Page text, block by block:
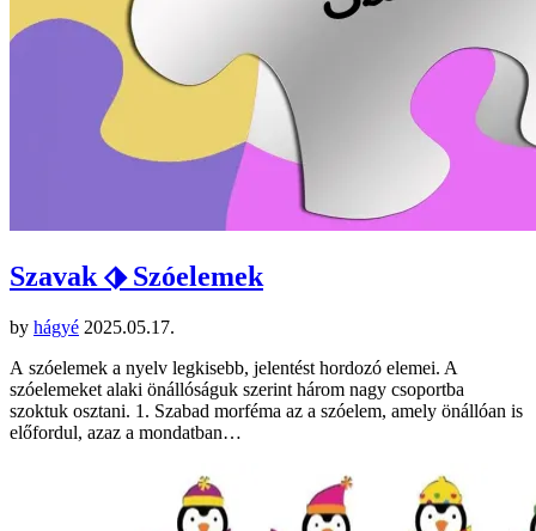
Szavak ⬗ Szóelemek
by hágyé 2025.05.17.
A szóelemek a nyelv legkisebb, jelentést hordozó elemei. A
szóelemeket alaki önállóságuk szerint három nagy csoportba
szoktuk osztani. 1. Szabad morféma az a szóelem, amely önállóan is
előfordul, azaz a mondatban…